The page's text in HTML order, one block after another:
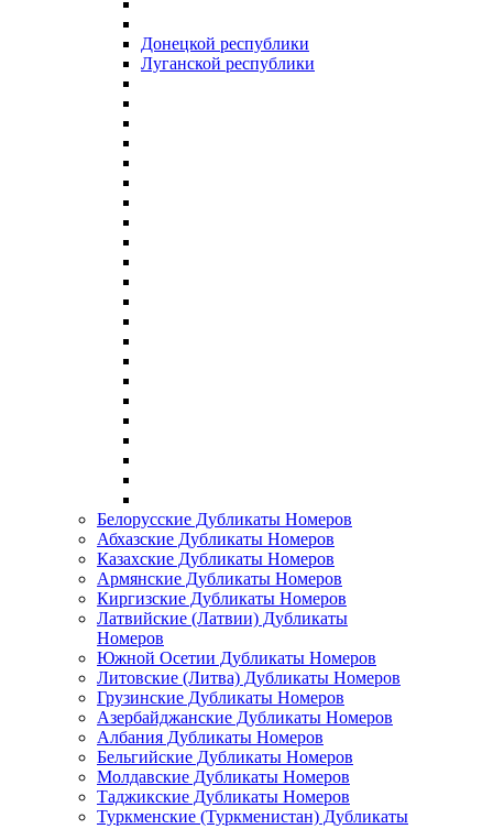
Донецкой республики
Луганской республики
Белорусские Дубликаты Номеров
Абхазские Дубликаты Номеров
Казахские Дубликаты Номеров
Армянские Дубликаты Номеров
Киргизские Дубликаты Номеров
Латвийские (Латвии) Дубликаты
Номеров
Южной Осетии Дубликаты Номеров
Литовские (Литва) Дубликаты Номеров
Грузинские Дубликаты Номеров
Азербайджанские Дубликаты Номеров
Албания Дубликаты Номеров
Бельгийские Дубликаты Номеров
Молдавские Дубликаты Номеров
Таджикские Дубликаты Номеров
Туркменские (Туркменистан) Дубликаты